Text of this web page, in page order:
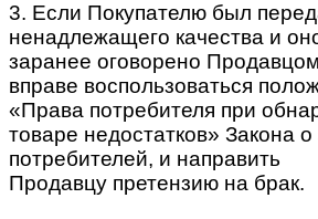
3. Если Покупателю был
ненадлежащего качества и
заранее оговорено
вправе воспользоваться
«Права потребителя при
товаре недостатков» Закона
потребителей, и направить
Продавцу претензию на брак.